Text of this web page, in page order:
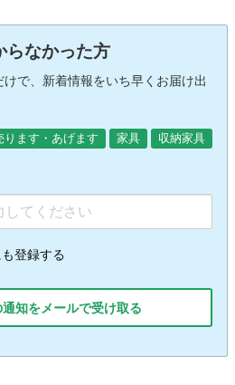
らなかった方
で、新着情報をいち早くお届け出
ります・あげます 家具
収納家具
登録する
知をメールで受け取る